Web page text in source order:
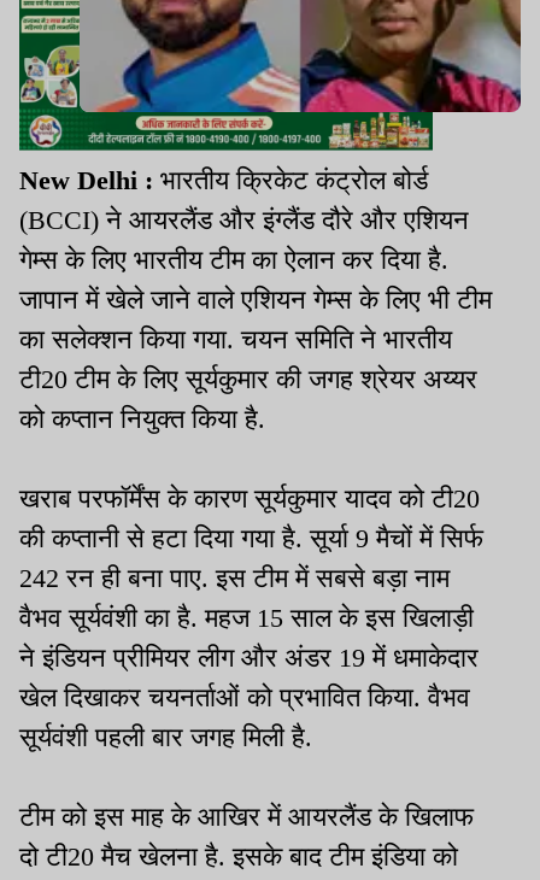
New Delhi : भारतीय क्रिकेट कंट्रोल बोर्ड
(BCCI) ने आयरलैंड और इंग्लैंड दौरे और एशियन
गेम्स के लिए भारतीय टीम का ऐलान कर दिया है.
जापान में खेले जाने वाले एशियन गेम्स के लिए भी टीम
का सलेक्शन किया गया. चयन समिति ने भारतीय
टी20 टीम के लिए सूर्यकुमार की जगह श्रेयर अय्यर
को कप्तान नियुक्त किया है.
खराब परफॉर्मेंस के कारण सूर्यकुमार यादव को टी20
की कप्तानी से हटा दिया गया है. सूर्या 9 मैचों में सिर्फ
242 रन ही बना पाए. इस टीम में सबसे बड़ा नाम
वैभव सूर्यवंशी का है. महज 15 साल के इस खिलाड़ी
ने इंडियन प्रीमियर लीग और अंडर 19 में धमाकेदार
खेल दिखाकर चयनर्ताओं को प्रभावित किया. वैभव
सूर्यवंशी पहली बार जगह मिली है.
टीम को इस माह के आखिर में आयरलैंड के खिलाफ
दो टी20 मैच खेलना है. इसके बाद टीम इंडिया को